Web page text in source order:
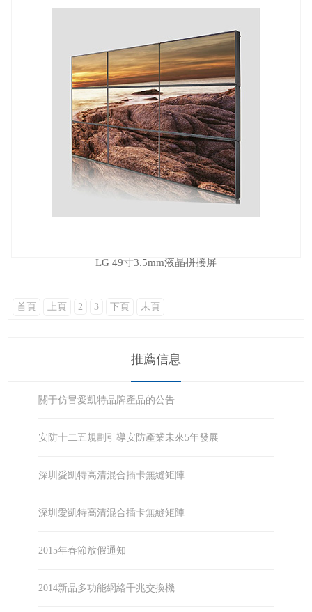
LG 49寸3.5mm液晶拼接屏
首頁 上頁 2 3 下頁 末頁
推薦信息
關于仿冒愛凱特品牌產品的公告
安防十二五規劃引導安防產業未來5年發展
深圳愛凱特高清混合插卡無縫矩陣
深圳愛凱特高清混合插卡無縫矩陣
2015年春節放假通知
2014新品多功能網絡千兆交換機